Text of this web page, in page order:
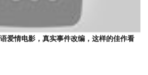
爱情电影，真实事件改编，这样的佳作看